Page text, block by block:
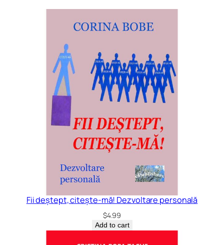
Fii deștept, citește-mă! Dezvoltare personală
$4.99
Add to cart